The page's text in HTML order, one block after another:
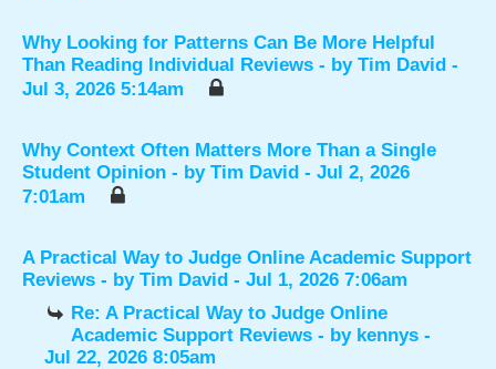
Why Looking for Patterns Can Be More Helpful
Than Reading Individual Reviews - by Tim David -
Jul 3, 2026 5:14am
Why Context Often Matters More Than a Single
Student Opinion - by Tim David - Jul 2, 2026
7:01am
A Practical Way to Judge Online Academic Support
Reviews - by Tim David - Jul 1, 2026 7:06am
Re: A Practical Way to Judge Online
Academic Support Reviews - by kennys -
Jul 22, 2026 8:05am